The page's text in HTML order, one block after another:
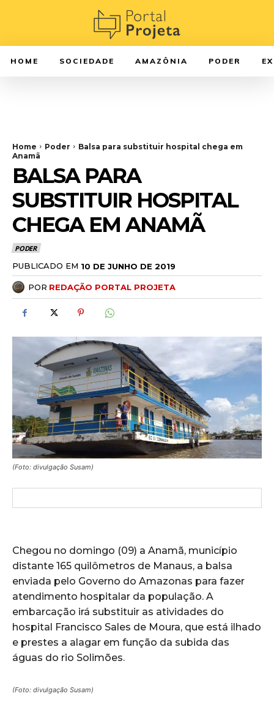
HOME SOCIEDADE AMAZÔNIA PODER
Home Poder
Balsa para substituir hospital chega em
Anamã
BALSA PARA
SUBSTITUIR HOSPITAL
CHEGA EM ANAMÃ
PODER
PUBLICADO EM 10 DE JUNHO DE 2019
POR REDAÇÃO PORTAL PROJETA
(Foto: divulgação Susam)
Chegou no domingo (09) a Anamã, município
distante 165 quilômetros de Manaus, a balsa
enviada pelo Governo do Amazonas para fazer
atendimento hospitalar da população. A
embarcação irá substituir as atividades do
hospital Francisco Sales de Moura, que está ilhado
e prestes a alagar em função da subida das
águas do rio Solimões.
(Foto: divulgação Susam)